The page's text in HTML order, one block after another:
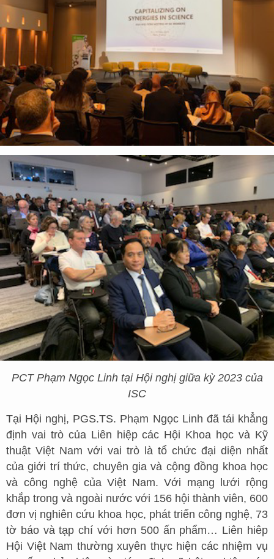
PCT Phạm Ngọc Linh tại Hội nghị giữa kỳ 2023 của
ISC
Tại Hội nghị, PGS.TS. Phạm Ngọc Linh đã tái khẳng
định vai trò của Liên hiệp các Hội Khoa học và Kỹ
thuật Việt Nam với vai trò là tổ chức đại diện nhất
của giới trí thức, chuyên gia và cộng đồng khoa học
và công nghệ của Việt Nam. Với mạng lưới rộng
khắp trong và ngoài nước với 156 hội thành viên, 600
đơn vị nghiên cứu khoa học, phát triển công nghệ, 73
tờ báo và tạp chí với hơn 500 ấn phẩm… Liên hiêp
Hội Việt Nam thường xuyên thực hiện các nhiệm vụ